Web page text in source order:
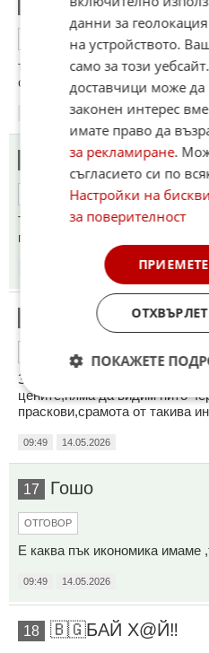
теб те знаем, че
суми...
14.05.2026
Анонимен
ОТГОВОР
Тоя е партиен член на
парламента, защо го
14.05.2026
Тиква
Заради такива у р у д и,
цените,няма да видим нито
праскови,срамота от такива
09:49 14.05.2026
17 Гошо
ОТГОВОР
Е каква пък икономика имаме
09:49 14.05.2026
18 🇧🇬БАЙ Х@Й‼️
данни за
на устройството.
само за този
доставчици може да
законен интерес
имате право да
за рекламиране.
съгласието си по
Настройки на
за поверителност
ПОКАЖЕТЕ